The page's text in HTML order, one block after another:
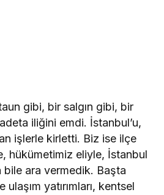
gibi, bir salgın gibi, bir
iliğini emdi. İstanbul’u,
işlerle kirletti. Biz ise ilçe
hükümetimiz eliyle, İstanbul
bile ara vermedik. Başta
yatırımları, kentsel